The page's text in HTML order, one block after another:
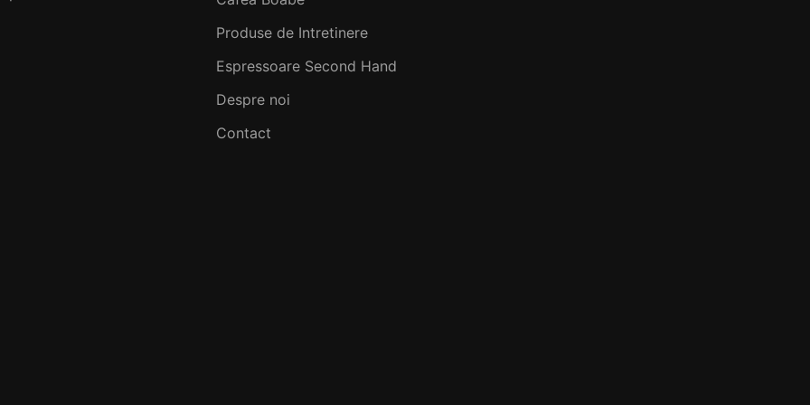
Produse de Intretinere
Espressoare Second Hand
Despre noi
Contact